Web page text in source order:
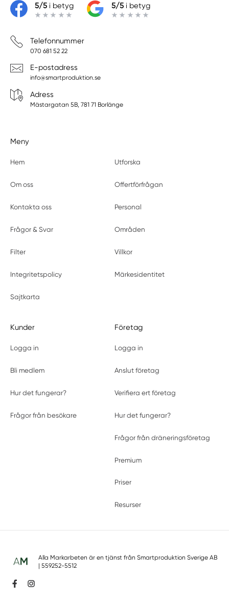
5/5i betyg 5/5i betyg
Telefonnummer
070 681 52 22
E-postadress
info@smartproduktion.se
Adress
Mästargatan 5B, 781 71 Borlänge
Meny
Hem Utforska
Om oss Offertförfrågan
Kontakta oss Personal
Frågor & Svar Områden
Filter Villkor
Integritetspolicy Märkesidentitet
Sajtkarta
Kunder
Logga in
Bli medlem
Hur det fungerar?
Frågor från besökare
Företag
Logga in
Anslut företag
Verifiera ert företag
Hur det fungerar?
Frågor från dräneringsföretag
Premium
Priser
Resurser
Alla Markarbeten är en tjänst från Smartproduktion Sverige AB
| 559252-5512